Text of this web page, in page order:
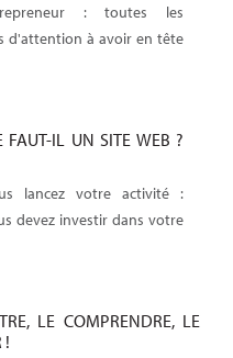
: toutes les
d'attention à avoir en tête
FAUT-IL UN SITE WEB ?
lancez votre activité :
devez investir dans votre
LE COMPRENDRE, LE
!